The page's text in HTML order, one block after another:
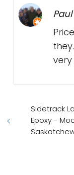
Paul
Sidetrack
Epoxy -